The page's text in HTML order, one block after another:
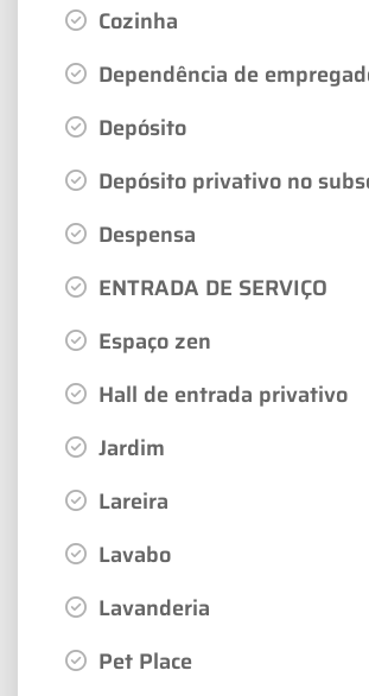
Cozinha
Dependência de
Depósito
Depósito privativo no
Despensa
ENTRADA DE SERVIÇO
Espaço zen
Hall de entrada privativo
Jardim
Lareira
Lavabo
Lavanderia
Pet Place